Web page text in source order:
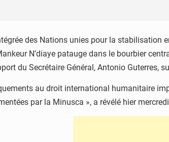
des Nations unies pour la stabilisation
N’diaye patauge dans le bourbier
du Secrétaire Général, Antonio Guterres,
au droit international humanitaire
par la Minusca », a révélé hier